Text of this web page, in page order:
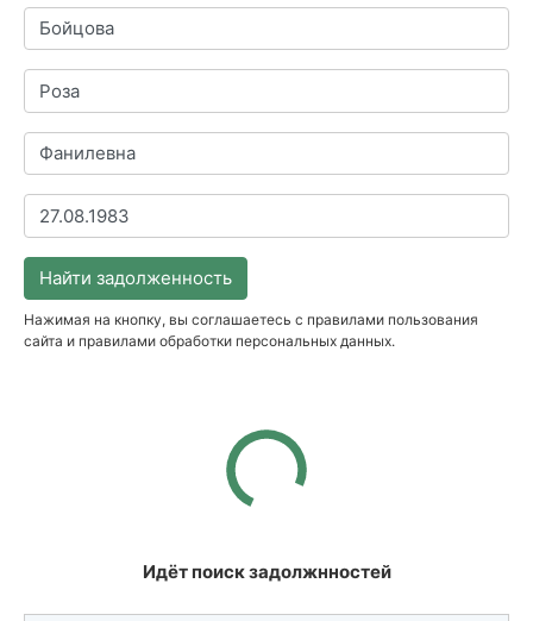
Найти задолженность
Нажимая на кнопку, вы соглашаетесь с правилами пользования
сайта и правилами обработки персональных данных.
Идёт поиск задолжнностей